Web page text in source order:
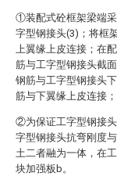
①装配式砼框架梁端
字型钢接头(3)；将框
上翼缘上皮连接；在
筋与工字型钢接头截
钢筋与工字型钢接头
筋与下翼缘上皮连接
②为保证工字型钢接
字型钢接头抗弯刚度
土二者融为一体，在
块加强板b。